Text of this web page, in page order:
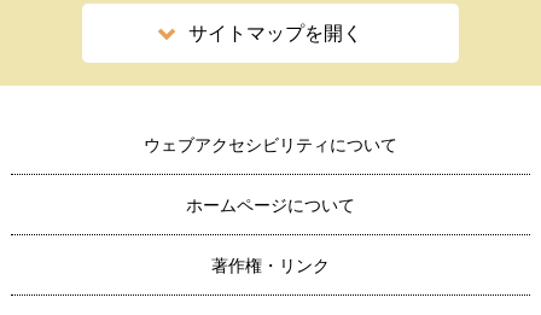
サイトマップを開く
ウェブアクセシビリティについて
ホームページについて
著作権・リンク